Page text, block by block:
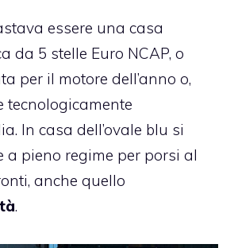
essere una casa
da 5 stelle Euro NCAP, o
per il motore dell’anno o,
tecnologicamente
. In casa dell’ovale blu si
a pieno regime per porsi al
anche quello
.